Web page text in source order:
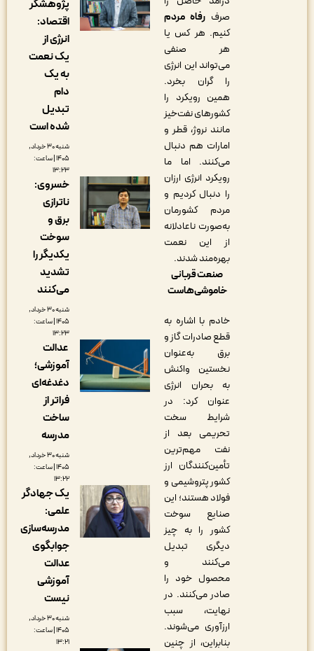
رفاه مردم
کنیم. هر کس یا
هر صنفی
می‌تواند این انرژی
را گران بخرد.
همین رویکرد را
کشورهای نفت‌خیز
مانند نروژ، قطر و
امارات هم دنبال
می‌کنند. اما ما
رویکرد انرژی ارزان
را دنبال کردیم و
مردم کشورمان
به‌صورت ناعادلانه
از این نعمت
بهره‌مند شدند.
صنعت قربانی
خاموشی‌هاست
خادم با اشاره به
قطع صادرات گاز و
برق به‌عنوان
نخستین واکنش
به بحران انرژی
عنوان کرد: در
شرایط سخت
تحریمی بعد از
نفت مهم‌ترین
تأمین‌کنندگان ارز
کشور پتروشیمی و
فولاد هستند؛ این
صنایع سوخت
کشور را به چیز
دیگری تبدیل
می‌کنند و
محصول خود را
صادر می‌کنند. در
نهایت، سبب
ارزآوری می‌شوند.
بنابراین، از چنین
پژوهشگر
اقتصاد:
یک نعمت
شده است
شنبه ۳۰ خرداد,
۱۴۰۵ | ساعت:
خسروی:
ناترازی
برق و
یکدیگر را
می‌کنند
شنبه ۳۰ خرداد,
۱۴۰۵ | ساعت:
عدالت
آموزشی؛
دغدغه‌ای
شنبه ۳۰ خرداد,
۱۴۰۵ | ساعت:
یک جهادگر
علمی:
مدرسه‌سازی
جوابگوی
آموزشی
شنبه ۳۰ خرداد,
۱۴۰۵ | ساعت: